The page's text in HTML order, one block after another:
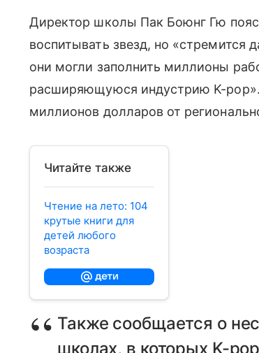
Директор школы Пак Боюнг Гю
воспитывать звезд, но «стремится
они могли заполнить миллионы
расширяющуюся индустрию K-
миллионов долларов от
Читайте также
Чтение на лето: 104
крутые книги для
детей любого
возраста
Также сообщается о
школах, в которых K-